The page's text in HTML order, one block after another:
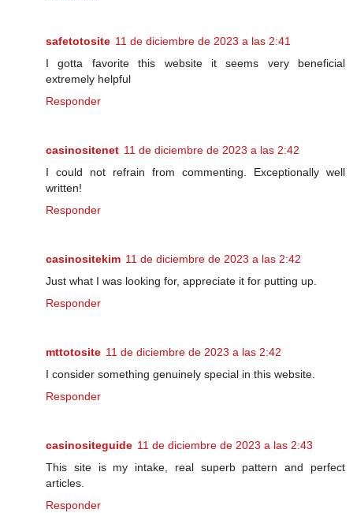
safetotosite 11 de diciembre de 2023 a las 2:41
I gotta favorite this website it seems very beneficial
extremely helpful
Responder
casinositenet 11 de diciembre de 2023 a las 2:42
I could not refrain from commenting. Exceptionally well
written!
Responder
casinositekim 11 de diciembre de 2023 a las 2:42
Just what I was looking for, appreciate it for putting up.
Responder
mttotosite 11 de diciembre de 2023 a las 2:42
I consider something genuinely special in this website.
Responder
casinositeguide 11 de diciembre de 2023 a las 2:43
This site is my intake, real superb pattern and perfect
articles.
Responder